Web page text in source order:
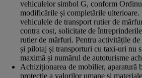
vehiculelor simbol G, conform
modificările și completările ulterioare.
vehiculele de transport rutier de
contra cost, solicitate de
rutier de mărfuri. Pentru activitățile de
și pilotaj și transporturi cu taxi-uri nu
maximă și numărul de autoturisme
Achiziționarea de mobilier, aparatură
protecție a valorilor umane și